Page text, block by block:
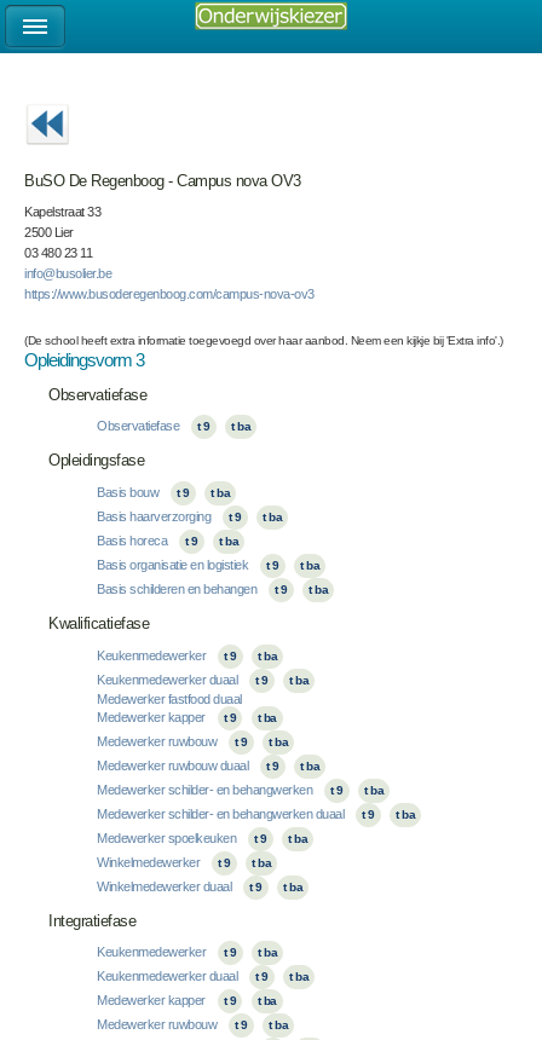
BuSO De Regenboog - Campus nova OV3
Kapelstraat 33
2500 Lier
03 480 23 11
info@busolier.be
https://www.busoderegenboog.com/campus-nova-ov3
(De school heeft extra informatie toegevoegd over haar aanbod. Neem een kijkje bij 'Extra info'.)
Opleidingsvorm 3
Observatiefase
Observatiefase t 9 t ba
Opleidingsfase
Basis bouw t 9 t ba
Basis haarverzorging t 9 t ba
Basis horeca t 9 t ba
Basis organisatie en logistiek t 9 t ba
Basis schilderen en behangen t 9 t ba
Kwalificatiefase
Keukenmedewerker t 9 t ba
Keukenmedewerker duaal t 9 t ba
Medewerker fastfood duaal
Medewerker kapper
t 9 t ba
Medewerker ruwbouw t 9 t ba
Medewerker ruwbouw duaal t 9 t ba
Medewerker schilder- en behangwerken t 9 t ba
Medewerker schilder- en behangwerken duaal t 9 t ba
Medewerker spoelkeuken t 9 t ba
Winkelmedewerker t 9 t ba
Winkelmedewerker duaal t 9 t ba
Integratiefase
Keukenmedewerker t 9 t ba
Keukenmedewerker duaal t 9 t ba
Medewerker kapper t 9 t ba
Medewerker ruwbouw t 9 t ba